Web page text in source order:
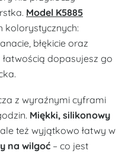
Model K5885
kolorystycznych:
błękicie oraz
dopasujesz go
z wyraźnymi cyframi
Miękki, silikonowy
też wyjątkowo łatwy w
na wilgoć – co jest